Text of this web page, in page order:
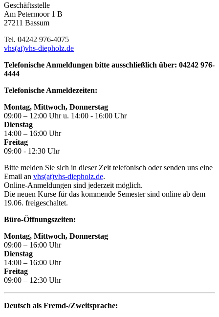
Geschäftsstelle
Am Petermoor 1 B
27211 Bassum
Tel. 04242 976-4075
vhs(at)vhs-diepholz.de
Telefonische Anmeldungen bitte ausschließlich über: 04242 976-
4444
Telefonische Anmeldezeiten:
Montag, Mittwoch, Donnerstag
09:00 – 12:00 Uhr u. 14:00 - 16:00 Uhr
Dienstag
14:00 – 16:00 Uhr
Freitag
09:00 - 12:30 Uhr
Bitte melden Sie sich in dieser Zeit telefonisch oder senden uns eine
Email an vhs(at)vhs-diepholz.de.
Online-Anmeldungen sind jederzeit möglich.
Die neuen Kurse für das kommende Semester sind online ab dem
19.06. freigeschaltet.
Büro-Öffnungszeiten:
Montag, Mittwoch, Donnerstag
09:00 – 16:00 Uhr
Dienstag
14:00 – 16:00 Uhr
Freitag
09:00 – 12:30 Uhr
Deutsch als Fremd-/Zweitsprache: